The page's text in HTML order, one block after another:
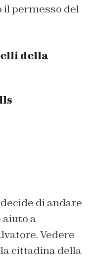
il permesso del
della
di andare
aiuto a
Vedere
cittadina della